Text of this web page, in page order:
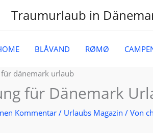
Traumurlaub in
BLÅVAND RØMØ
für Dänemark
Kommentar / Urlaubs Magazin / Von